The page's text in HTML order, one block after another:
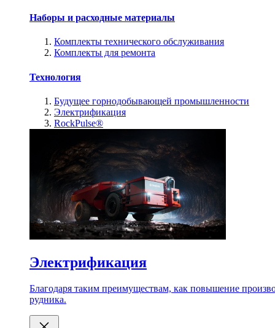
Наборы и расходные материалы
Комплекты технического обслуживания
Комплекты для ремонта
Технология
Будущее горнодобывающей промышленности
Электрификация
RockPulse®
Электрификация
Благодаря таким преимуществам, как повышение
рудника.